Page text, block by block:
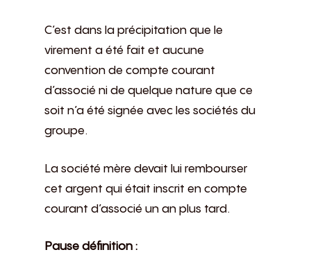
C’est dans la précipitation que le
virement a été fait et aucune
convention de compte courant
d’associé ni de quelque nature que ce
soit n’a été signée avec les sociétés du
groupe.
La société mère devait lui rembourser
cet argent qui était inscrit en compte
courant d’associé un an plus tard.
Pause définition :